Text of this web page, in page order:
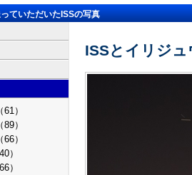
ていただいたISSの写真
（61）
（89）
（66）
）
）
ISSとイリジュ